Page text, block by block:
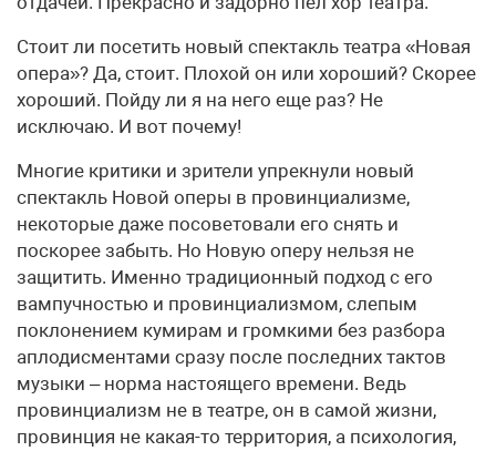
Стоит ли посетить новый спектакль театра «Новая
опера»? Да, стоит. Плохой он или хороший? Скорее
хороший. Пойду ли я на него еще раз? Не
исключаю. И вот почему!
Многие критики и зрители упрекнули новый
спектакль Новой оперы в провинциализме,
некоторые даже посоветовали его снять и
поскорее забыть. Но Новую оперу нельзя не
защитить. Именно традиционный подход с его
вампучностью и провинциализмом, слепым
поклонением кумирам и громкими без разбора
аплодисментами сразу после последних тактов
музыки – норма настоящего времени. Ведь
провинциализм не в театре, он в самой жизни,
провинция не какая-то территория, а психология,